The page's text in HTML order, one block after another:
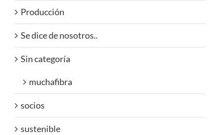
Producción
Se dice de nosotros..
Sin categoría
muchafibra
socios
sustenible